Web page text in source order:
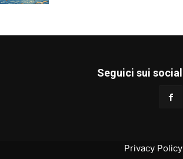
Seguici sui social
Privacy Policy